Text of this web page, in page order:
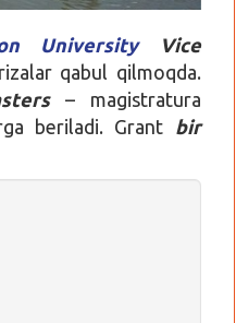
University
Vice
qabul qilmoqda.
– magistratura
beriladi. Grant
bir